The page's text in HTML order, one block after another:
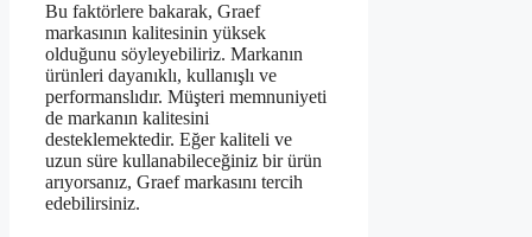
Bu faktörlere bakarak, Graef
markasının kalitesinin yüksek
olduğunu söyleyebiliriz. Markanın
ürünleri dayanıklı, kullanışlı ve
performanslıdır. Müşteri memnuniyeti
de markanın kalitesini
desteklemektedir. Eğer kaliteli ve
uzun süre kullanabileceğiniz bir ürün
arıyorsanız, Graef markasını tercih
edebilirsiniz.